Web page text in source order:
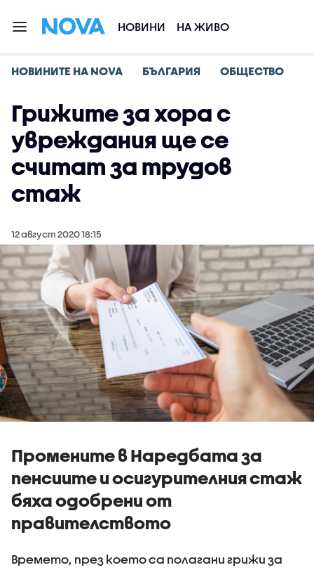
НОВИНИ НА ЖИВО
НОВИНИТЕ НА NOVA БЪЛГАРИЯ ОБЩЕСТВО
Грижите за хора с
увреждания ще се
считат за трудов
стаж
12 август 2020 18:15
Промените в Наредбата за
пенсиите и осигурителния стаж
бяха одобрени от
правителството
Времето, през което са полагани грижи за